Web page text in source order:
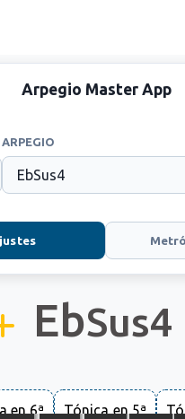
Arpegio Master App
ARPEGIO
EbSus4
en 6ª Tónica en 5ª